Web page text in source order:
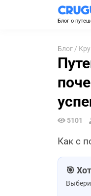
Блог о
Блог /
5101
Как с
🎯